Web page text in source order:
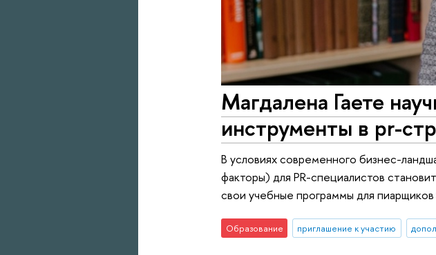
Магдалена Гаете
инструменты в pr-
В условиях современного бизнес-
факторы) для PR-специалистов
свои учебные программы для
Образование приглашение к участию